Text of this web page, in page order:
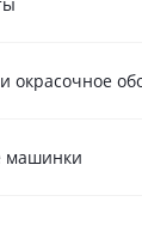
окрасочное
машинки